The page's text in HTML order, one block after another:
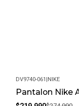
-20%
DV9740-061 |NIKE
Pantalon Nike